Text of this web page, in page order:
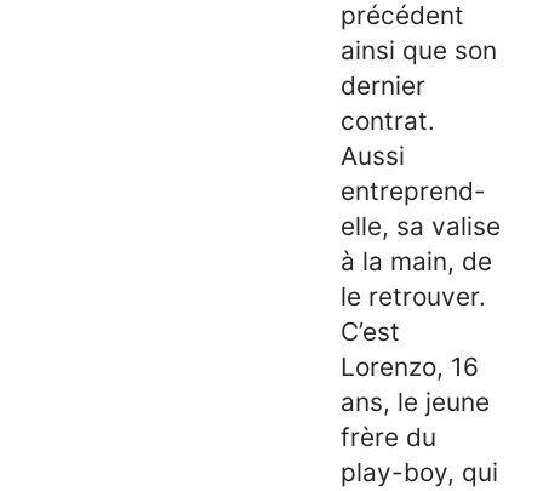
précédent
ainsi que son
dernier
contrat.
Aussi
entreprend-
elle, sa valise
à la main, de
le retrouver.
C’est
Lorenzo, 16
ans, le jeune
frère du
play-boy, qui